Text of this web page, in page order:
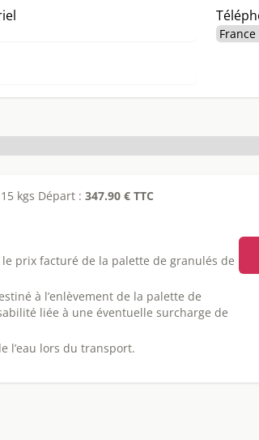
kgs Départ : 347.90 € TTC
le prix facturé de la palette de granulés de
à l’enlèvement de la palette de
liée à une éventuelle surcharge de
l’eau lors du transport.